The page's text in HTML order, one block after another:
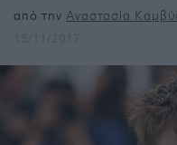
από τηνΑναστασία